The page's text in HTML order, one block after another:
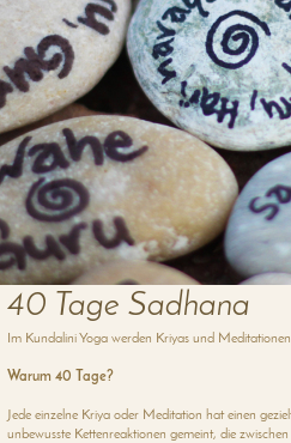
40 Tage Sadhana
Im Kundalini Yoga werden Kriyas und
Warum 40 Tage?
Jede einzelne Kriya oder Meditation hat einen
unbewusste Kettenreaktionen gemeint, die